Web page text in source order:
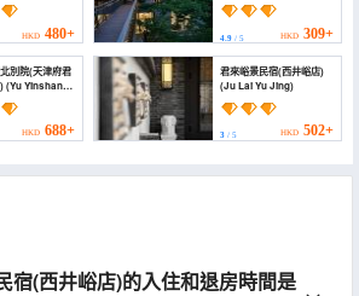
HKD 480+ 4.9/ 5 HKD 309+
別院(天津府君
Park
HKD 688+
君來峪景民宿(西井峪店)
(Ju Lai Yu Jing)
3/ 5 HKD 502+
宿(西井峪店)的入住和退房時間是